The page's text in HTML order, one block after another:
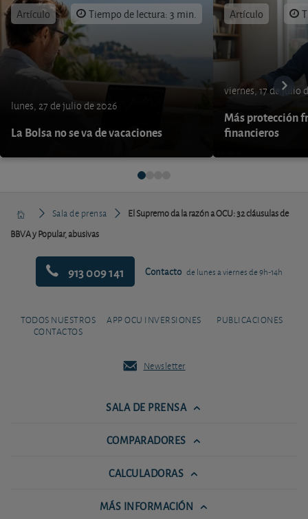
Artículo Tiempo de lectura: 3 min.
lunes, 27 de julio de 2026
La Bolsa no se va de vacaciones
Artículo
viernes, 17 de julio
Más protección
financieros
Sala de prensa
El Supremo da la razón a OCU: 32 cláusulas de
BBVA y Popular, abusivas
913 009 141 Contacto de lunes a viernes de 9h-14h
TODOS NUESTROS
CONTACTOS
APP OCU INVERSIONES PUBLICACIONES
Newsletter
SALA DE PRENSA
COMPARADORES
CALCULADORAS
MÁS INFORMACIÓN